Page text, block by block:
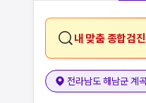
내 맞춤 종합검진
전라남도 해남군 계